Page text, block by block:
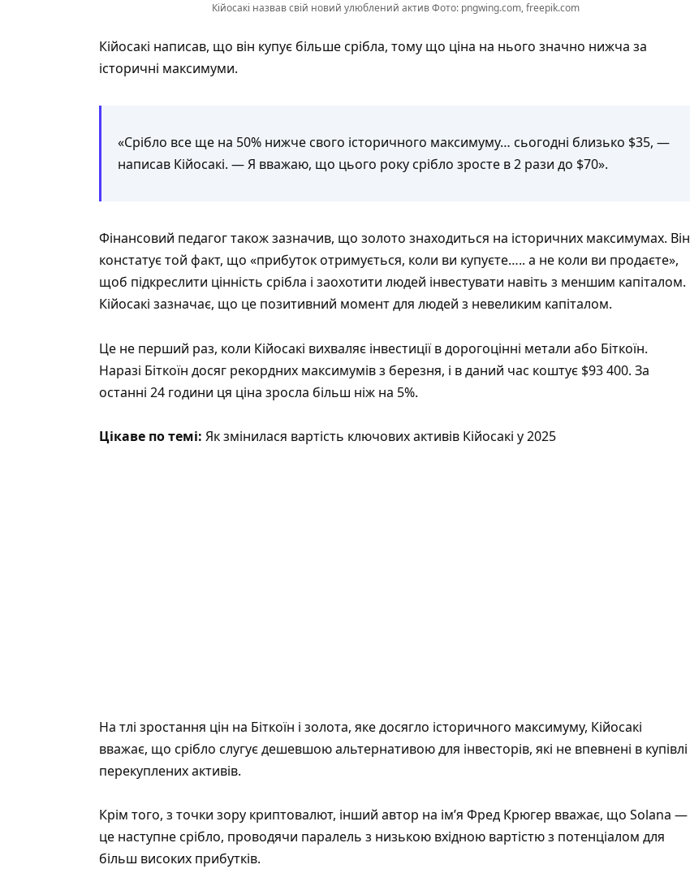
Кійосакі назвав свій новий улюблений актив Фото: pngwing.com, freepik.com
Кійосакі написав, що він купує більше срібла, тому що ціна на нього значно нижча за
історичні максимуми.
«Срібло все ще на 50% нижче свого історичного максимуму… сьогодні близько $35, —
написав Кійосакі. — Я вважаю, що цього року срібло зросте в 2 рази до $70».
Фінансовий педагог також зазначив, що золото знаходиться на історичних максимумах. Він
констатує той факт, що «прибуток отримується, коли ви купуєте….. а не коли ви продаєте»,
щоб підкреслити цінність срібла і заохотити людей інвестувати навіть з меншим капіталом.
Кійосакі зазначає, що це позитивний момент для людей з невеликим капіталом.
Це не перший раз, коли Кійосакі вихваляє інвестиції в дорогоцінні метали або Біткоїн.
Наразі Біткоїн досяг рекордних максимумів з березня, і в даний час коштує $93 400. За
останні 24 години ця ціна зросла більш ніж на 5%.
Цікаве по темі: Як змінилася вартість ключових активів Кійосакі у 2025
На тлі зростання цін на Біткоїн і золота, яке досягло історичного максимуму, Кійосакі
вважає, що срібло слугує дешевшою альтернативою для інвесторів, які не впевнені в купівлі
перекуплених активів.
Крім того, з точки зору криптовалют, інший автор на ім’я Фред Крюгер вважає, що Solana —
це наступне срібло, проводячи паралель з низькою вхідною вартістю з потенціалом для
більш високих прибутків.